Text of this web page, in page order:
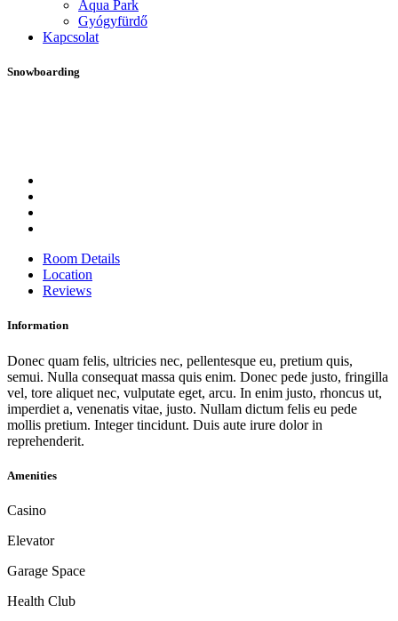
Aqua Park
Gyógyfürdő
Kapcsolat
Snowboarding
Room Details
Location
Reviews
Information
Donec quam felis, ultricies nec, pellentesque eu, pretium quis,
semui. Nulla consequat massa quis enim. Donec pede justo, fringilla
vel, tore aliquet nec, vulputate eget, arcu. In enim justo, rhoncus ut,
imperdiet a, venenatis vitae, justo. Nullam dictum felis eu pede
mollis pretium. Integer tincidunt. Duis aute irure dolor in
reprehenderit.
Amenities
Casino
Elevator
Garage Space
Health Club